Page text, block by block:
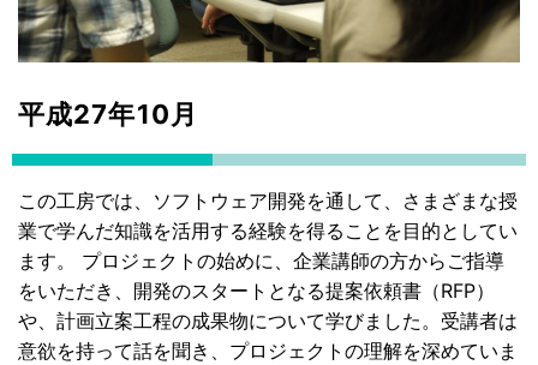
平成27年10月
この工房では、ソフトウェア開発を通して、さまざまな授
業で学んだ知識を活用する経験を得ることを目的としてい
ます。 プロジェクトの始めに、企業講師の方からご指導
をいただき、開発のスタートとなる提案依頼書（RFP）
や、計画立案工程の成果物について学びました。受講者は
意欲を持って話を聞き、プロジェクトの理解を深めていま